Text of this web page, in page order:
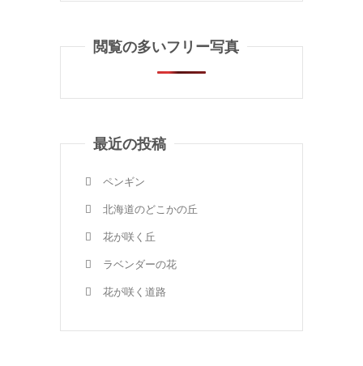
閲覧の多いフリー写真
最近の投稿
ペンギン
北海道のどこかの丘
花が咲く丘
ラベンダーの花
花が咲く道路